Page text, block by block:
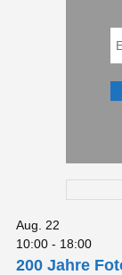
Aug. 22
10:00 - 18:00
200 Jahre